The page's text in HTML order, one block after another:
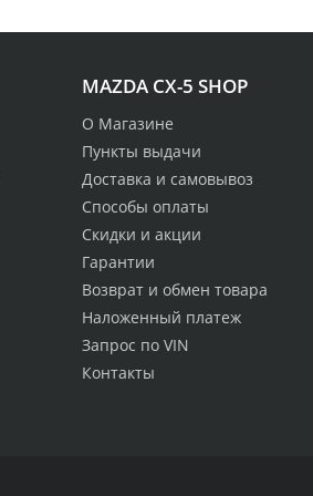
MAZDA CX-5 SHOP
О Магазине
Пункты выдачи
Доставка и самовывоз
Способы оплаты
Скидки и акции
Гарантии
Возврат и обмен товара
Наложенный платеж
Запрос по VIN
Контакты